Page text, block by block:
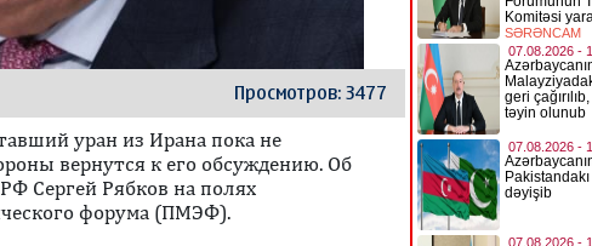
Просмотров: 3477
уран из Ирана пока не
вернутся к его обсуждению. Об
Сергей Рябков на полях
форума (ПМЭФ).